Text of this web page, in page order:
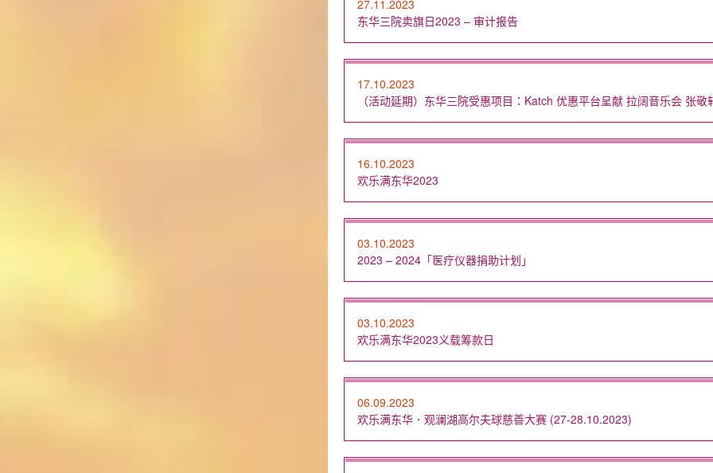
27.11.2023
东华三院卖旗日2023 – 审计报告
17.10.2023
（活动延期）东华三院受惠项目：Katch 优惠平台呈献 拉阔音乐会 张
16.10.2023
欢乐满东华2023
03.10.2023
2023 – 2024「医疗仪器捐助计划」
03.10.2023
欢乐满东华2023义载筹款日
06.09.2023
欢乐满东华．观澜湖高尔夫球慈善大赛 (27-28.10.2023)